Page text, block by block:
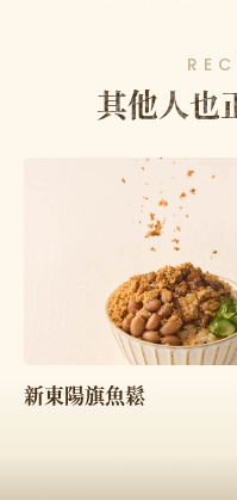
其他人也
新東陽旗魚鬆